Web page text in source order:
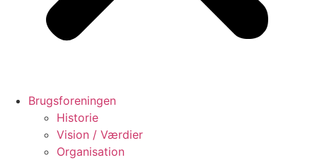
Brugsforeningen
Historie
Vision / Værdier
Organisation